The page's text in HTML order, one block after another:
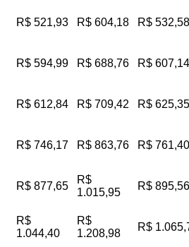
R$ 521,93 R$ 604,18 R$ 532,58
R$ 594,99 R$ 688,76 R$ 607,14
R$ 612,84 R$ 709,42 R$ 625,35
R$ 746,17 R$ 863,76 R$ 761,40
R$ 877,65
R$
1.015,95
R$ 895,56
R$
1.044,40
R$
1.208,98
R$